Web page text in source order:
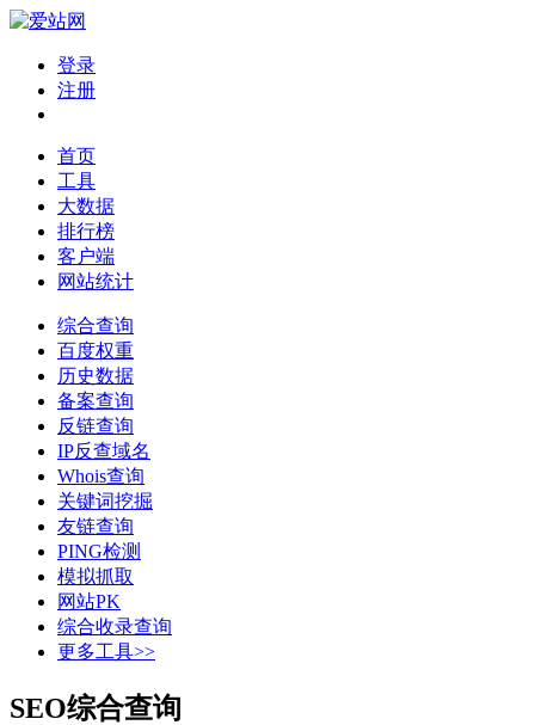
登录
注册
首页
工具
大数据
排行榜
客户端
网站统计
综合查询
百度权重
历史数据
备案查询
反链查询
IP反查域名
Whois查询
关键词挖掘
友链查询
PING检测
模拟抓取
网站PK
综合收录查询
更多工具>>
SEO综合查询